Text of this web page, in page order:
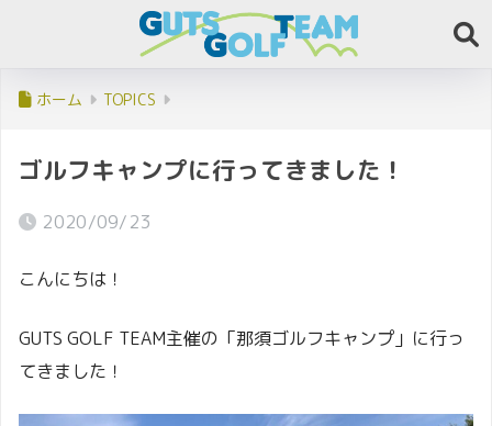
ホーム TOPICS
ゴルフキャンプに行ってきました！
2020/09/23
こんにちは！
GUTS GOLF TEAM主催の「那須ゴルフキャンプ」に行っ
てきました！